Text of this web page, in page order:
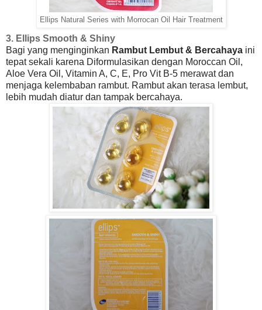
Ellips Natural Series with Morrocan Oil Hair Treatment
3. Ellips Smooth & Shiny
Bagi yang menginginkan Rambut Lembut & Bercahaya ini
tepat sekali karena Diformulasikan dengan Moroccan Oil,
Aloe Vera Oil, Vitamin A, C, E, Pro Vit B-5 merawat dan
menjaga kelembaban rambut. Rambut akan terasa lembut,
lebih mudah diatur dan tampak bercahaya.